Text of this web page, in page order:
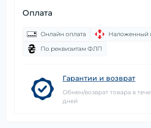
Оплата
Онлайн оплата
Наложенный
По реквизитам ФЛП
Гарантии и возврат
Обмен/возврат товара в
дней